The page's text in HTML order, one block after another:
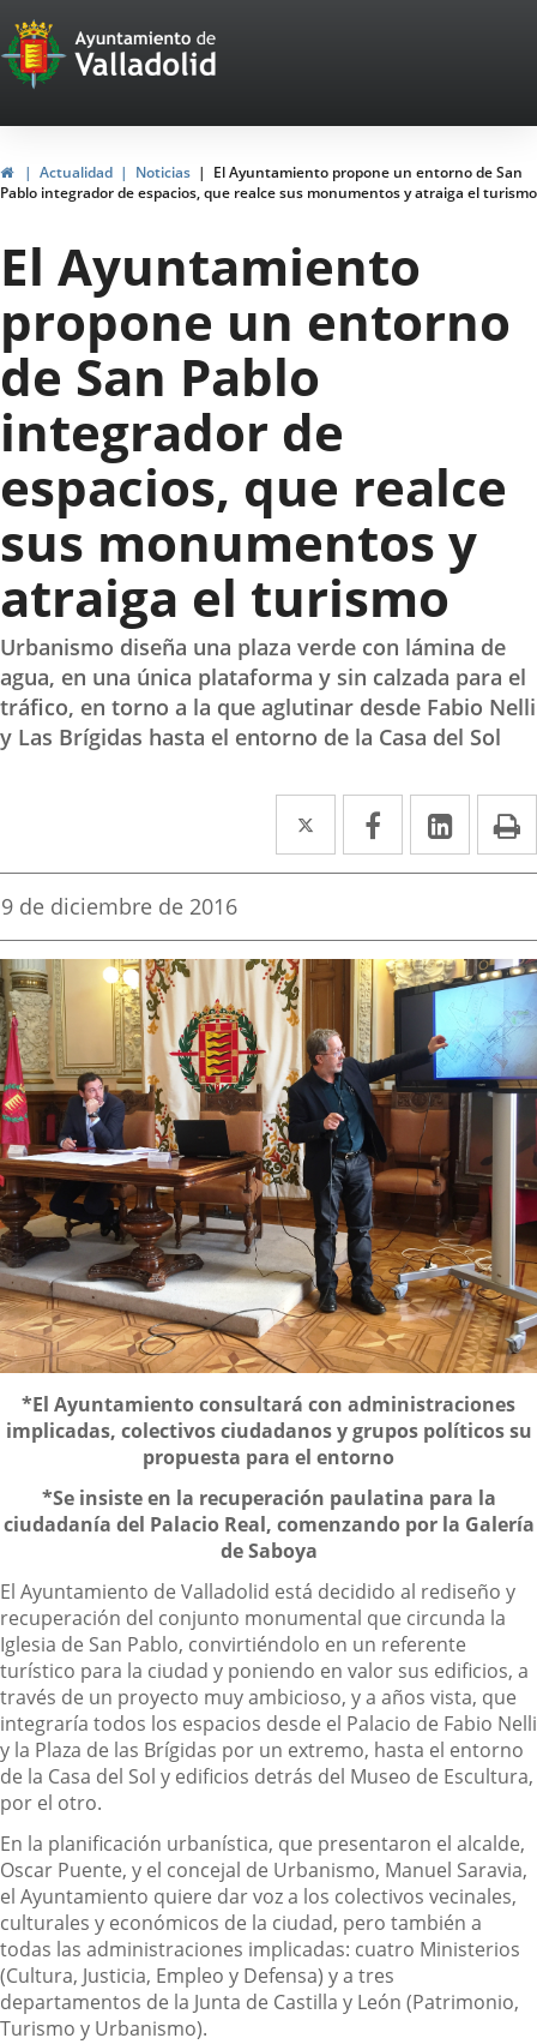
Portal
Web
del
Ayuntamiento
de
Valladolid
InicioActualidad Noticias
El Ayuntamiento propone un entorno de San
Pablo integrador de espacios, que realce sus monumentos y atraiga el turismo
El Ayuntamiento
propone un entorno
de San Pablo
integrador de
espacios, que realce
sus monumentos y
atraiga el turismo
Urbanismo diseña una plaza verde con lámina de
agua, en una única plataforma y sin calzada para el
tráfico, en torno a la que aglutinar desde Fabio Nelli
y Las Brígidas hasta el entorno de la Casa del Sol
Twitter
Enlace
a
aplicación
externa.
Facebook
Enlace
a
aplicación
externa.
Enlace
a
Fecha
la
noticia
9 de diciembre de 2016
Descripción
*El Ayuntamiento consultará con administraciones
implicadas, colectivos ciudadanos y grupos políticos su
propuesta para el entorno
*Se insiste en la recuperación paulatina para la
ciudadanía del Palacio Real, comenzando por la Galería
de Saboya
El Ayuntamiento de Valladolid está decidido al rediseño y
recuperación del conjunto monumental que circunda la
Iglesia de San Pablo, convirtiéndolo en un referente
turístico para la ciudad y poniendo en valor sus edificios, a
través de un proyecto muy ambicioso, y a años vista, que
integraría todos los espacios desde el Palacio de Fabio Nelli
y la Plaza de las Brígidas por un extremo, hasta el entorno
de la Casa del Sol y edificios detrás del Museo de Escultura,
por el otro.
En la planificación urbanística, que presentaron el alcalde,
Oscar Puente, y el concejal de Urbanismo, Manuel Saravia,
el Ayuntamiento quiere dar voz a los colectivos vecinales,
culturales y económicos de la ciudad, pero también a
todas las administraciones implicadas: cuatro Ministerios
(Cultura, Justicia, Empleo y Defensa) y a tres
departamentos de la Junta de Castilla y León (Patrimonio,
Turismo y Urbanismo).